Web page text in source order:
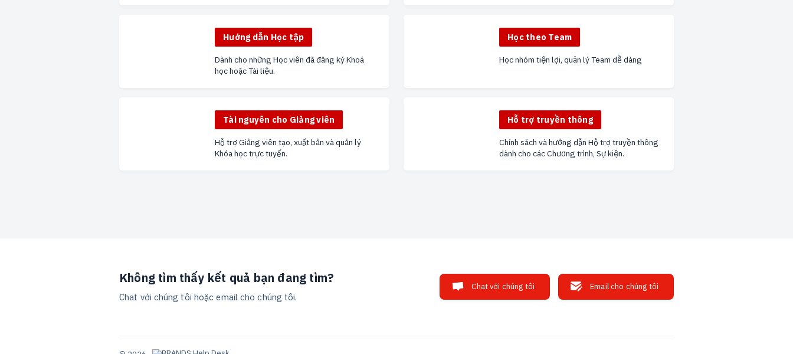
Hướng dẫn Học tập
Dành cho những Học viên đã đăng ký Khoá
học hoặc Tài liệu.
Học theo Team
Học nhóm tiện lợi, quản lý Team dễ dàng
Tài nguyên cho Giảng viên
Hỗ trợ Giảng viên tạo, xuất bản và quản lý
Khóa học trực tuyến.
Hỗ trợ truyền thông
Chính sách và hướng dẫn Hỗ trợ truyền thông
dành cho các Chương trình, Sự kiện.
Không tìm thấy kết quả bạn đang tìm?
Chat với chúng tôi hoặc email cho chúng tôi.
Chat với chúng tôi Email cho chúng tôi